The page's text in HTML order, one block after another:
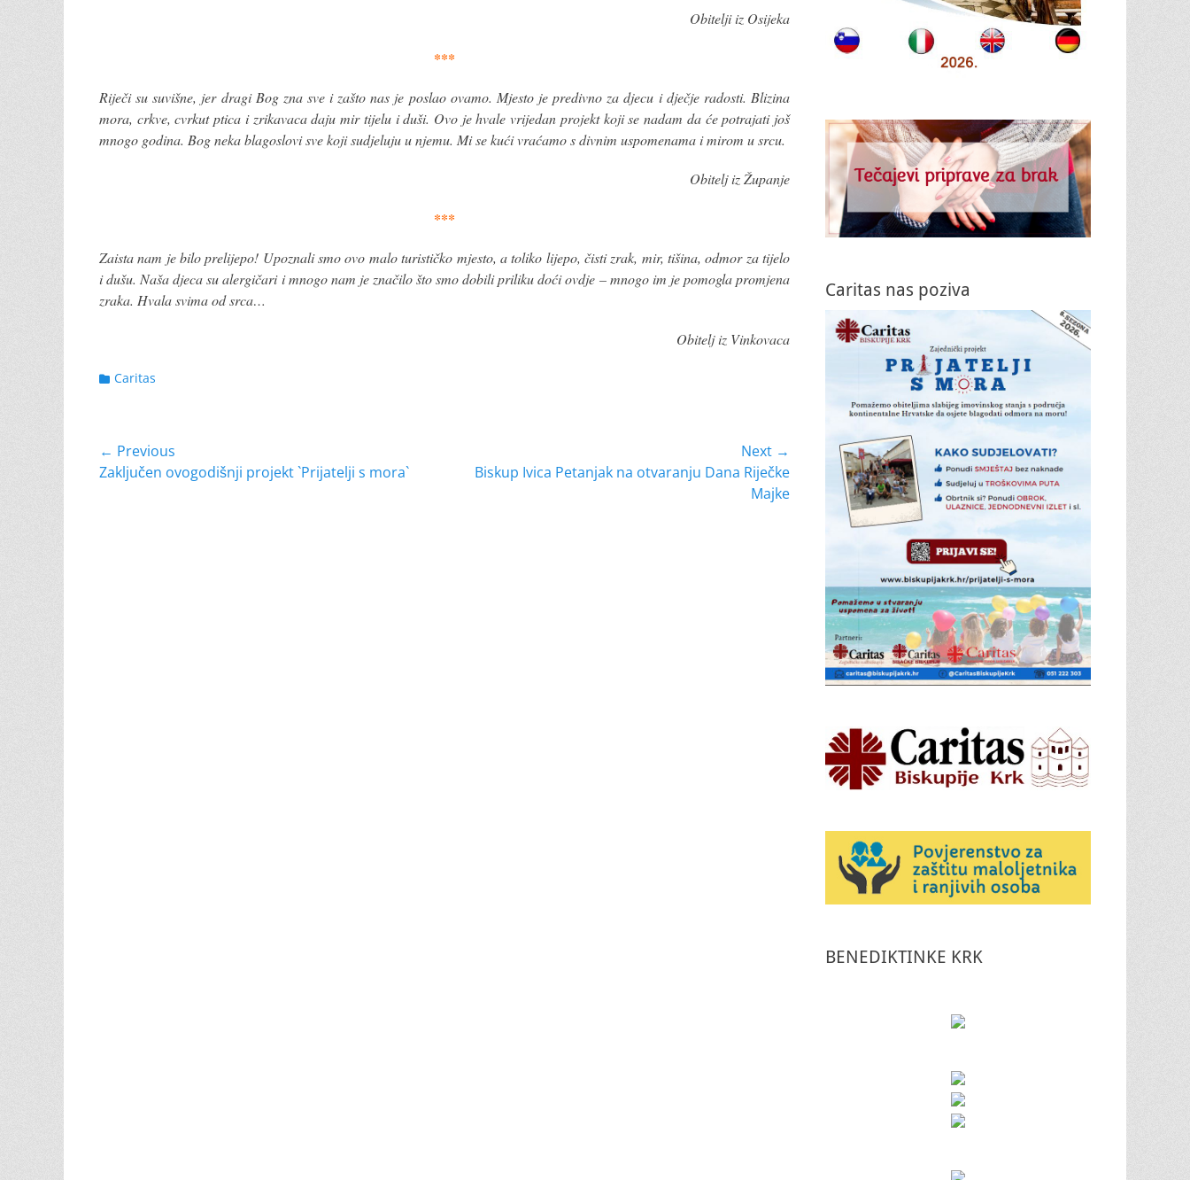
Obitelji iz Osijeka
***
Riječi su suvišne, jer dragi Bog zna sve i zašto nas je poslao ovamo. Mjesto je predivno za djecu i dječje radosti. Blizina
mora, crkve, cvrkut ptica i zrikavaca daju mir tijelu i duši. Ovo je hvale vrijedan projekt koji se nadam da će potrajati još
mnogo godina. Bog neka blagoslovi sve koji sudjeluju u njemu. Mi se kući vraćamo s divnim uspomenama i mirom u srcu.
Obitelj iz Županje
***
Zaista nam je bilo prelijepo! Upoznali smo ovo malo turističko mjesto, a toliko lijepo, čisti zrak, mir, tišina, odmor za tijelo
i dušu. Naša djeca su alergičari i mnogo nam je značilo što smo dobili priliku doći ovdje – mnogo im je pomogla promjena
zraka. Hvala svima od srca…
Obitelj iz Vinkovaca
Categories
Caritas
Navigacija
objava
← Previous
Previous
Zaključen ovogodišnji projekt `Prijatelji s mora`
Next →
Biskup Ivica Petanjak na otvaranju Dana Riječke
Majke
Caritas nas poziva
BENEDIKTINKE KRK